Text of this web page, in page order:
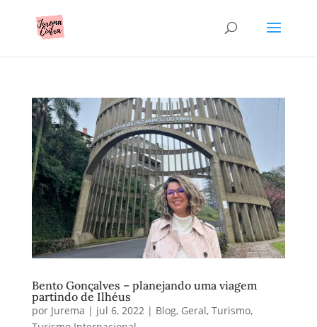
Bento Gonçalves – planejando uma viagem
partindo de Ilhéus
por Jurema | jul 6, 2022| Blog, Geral, Turismo,